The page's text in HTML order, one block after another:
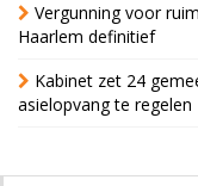
Vergunning voor
Haarlem definitief
Kabinet zet 24
asielopvang te regelen